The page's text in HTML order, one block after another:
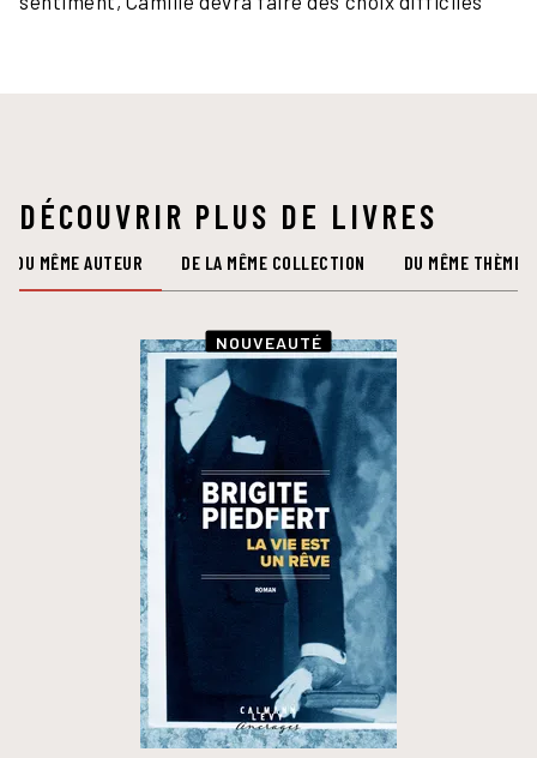
DÉCOUVRIR PLUS DE LIVRES
DU MÊME AUTEUR DE LA MÊME COLLECTION DU MÊME THÈME
NOUVEAUTÉ